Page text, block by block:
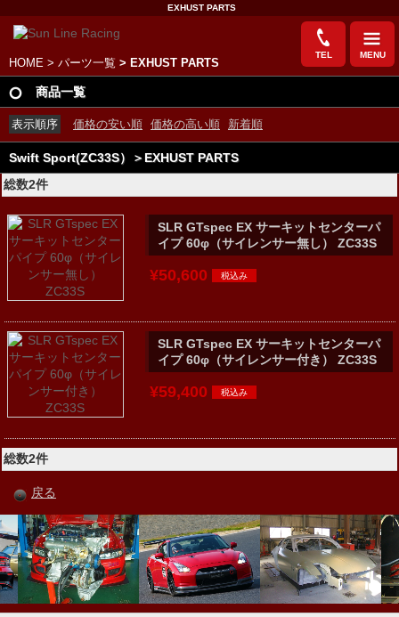
EXHUST PARTS
TEL MENU
HOME > パーツ一覧 > EXHUST PARTS
商品一覧
表示順序 価格の安い順 価格の高い順 新着順
Swift Sport(ZC33S）＞EXHUST PARTS
総数2件
SLR GTspec EX サーキットセンターパ
イプ 60φ（サイレンサー無し） ZC33S
¥50,600
SLR GTspec EX サーキットセンターパ
イプ 60φ（サイレンサー付き） ZC33S
¥59,400
総数2件
戻る